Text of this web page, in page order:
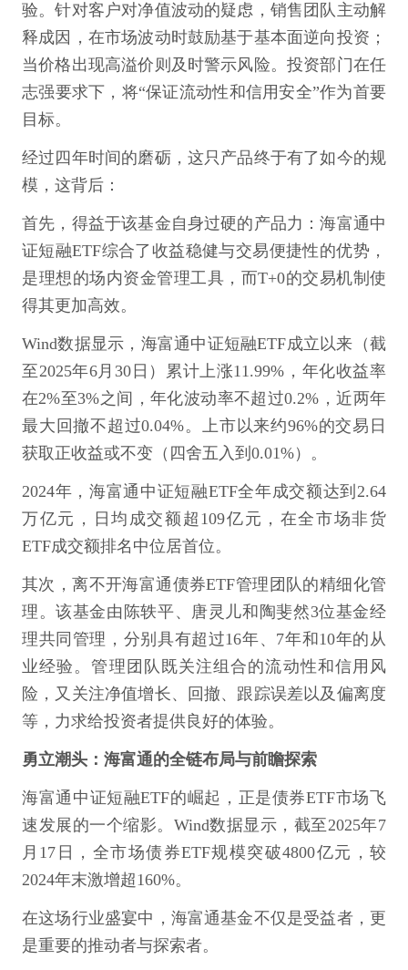
验。针对客户对净值波动的疑虑，销售团队主动解
释成因，在市场波动时鼓励基于基本面逆向投资；
当价格出现高溢价则及时警示风险。投资部门在任
志强要求下，将“保证流动性和信用安全”作为首要
目标。
经过四年时间的磨砺，这只产品终于有了如今的规
模，这背后：
首先，得益于该基金自身过硬的产品力：海富通中
证短融ETF综合了收益稳健与交易便捷性的优势，
是理想的场内资金管理工具，而T+0的交易机制使
得其更加高效。
Wind数据显示，海富通中证短融ETF成立以来（截
至2025年6月30日）累计上涨11.99%，年化收益率
在2%至3%之间，年化波动率不超过0.2%，近两年
最大回撤不超过0.04%。上市以来约96%的交易日
获取正收益或不变（四舍五入到0.01%）。
2024年，海富通中证短融ETF全年成交额达到2.64
万亿元，日均成交额超109亿元，在全市场非货
ETF成交额排名中位居首位。
其次，离不开海富通债券ETF管理团队的精细化管
理。该基金由陈轶平、唐灵儿和陶斐然3位基金经
理共同管理，分别具有超过16年、7年和10年的从
业经验。管理团队既关注组合的流动性和信用风
险，又关注净值增长、回撤、跟踪误差以及偏离度
等，力求给投资者提供良好的体验。
勇立潮头：海富通的全链布局与前瞻探索
海富通中证短融ETF的崛起，正是债券ETF市场飞
速发展的一个缩影。Wind数据显示，截至2025年7
月17日，全市场债券ETF规模突破4800亿元，较
2024年末激增超160%。
在这场行业盛宴中，海富通基金不仅是受益者，更
是重要的推动者与探索者。